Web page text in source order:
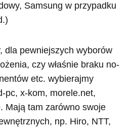
Samsung w przypadku
dla pewniejszych wyborów
czy właśnie braku no-
etc. wybierajmy
pc, x-kom, morele.net,
Mają tam zarówno swoje
np. Hiro, NTT,